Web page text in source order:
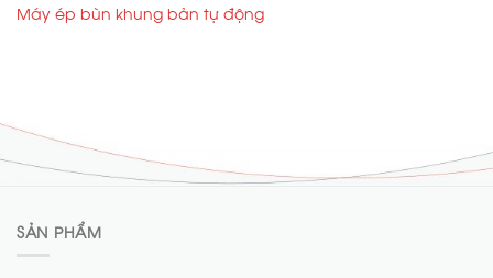
Máy ép bùn khung bản tự động
SẢN PHẨM